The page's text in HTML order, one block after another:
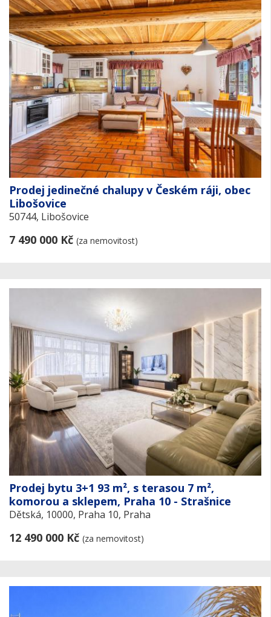
Prodej jedinečné chalupy v Českém ráji, obec
Libošovice
50744, Libošovice
7 490 000 Kč (za nemovitost)
Prodej bytu 3+1 93 m², s terasou 7 m²,
komorou a sklepem, Praha 10 - Strašnice
Dětská, 10000, Praha 10, Praha
12 490 000 Kč (za nemovitost)